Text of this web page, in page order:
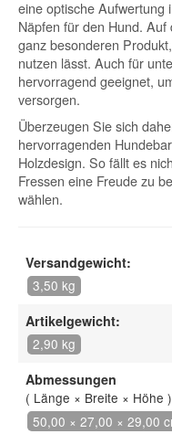
eine optische Aufwertung
Näpfen für den Hund.
ganz besonderen
nutzen lässt. Auch für
hervorragend geeignet,
versorgen.
Überzeugen Sie sich
hervorragenden
Holzdesign. So fällt es
Fressen eine Freude zu
wählen.
Versandgewicht:
3,50 kg
Artikelgewicht:
2,90 kg
Abmessungen
( Länge × Breite × Höhe
50,00 × 27,00 × 29,00